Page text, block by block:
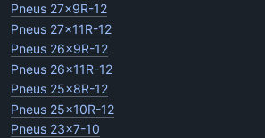
Pneus 27x9R-12
Pneus 27x11R-12
Pneus 26x9R-12
Pneus 26x11R-12
Pneus 25x8R-12
Pneus 25x10R-12
Pneus 23x7-10